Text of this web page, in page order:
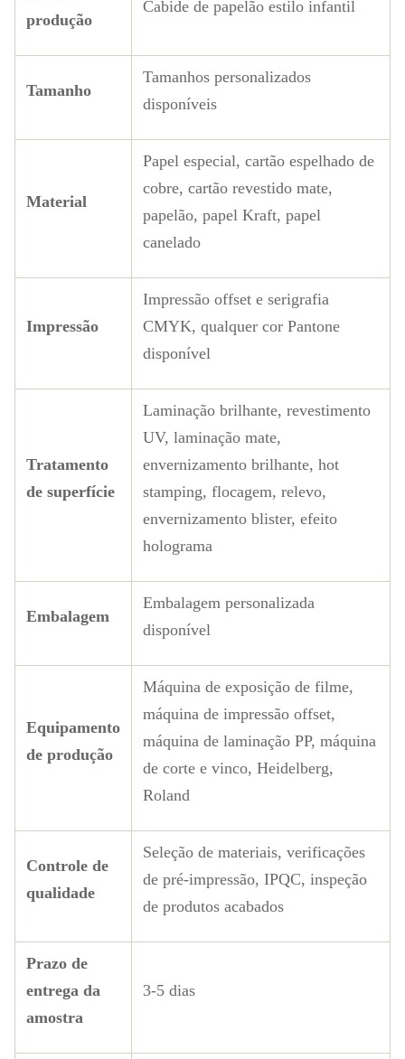
produção
Cabide de papelão estilo infantil
Tamanho
Tamanhos personalizados
disponíveis
Material
Papel especial, cartão espelhado de
cobre, cartão revestido mate,
papelão, papel Kraft, papel
canelado
Impressão
Impressão offset e serigrafia
CMYK, qualquer cor Pantone
disponível
Tratamento
de superfície
Laminação brilhante, revestimento
UV, laminação mate,
envernizamento brilhante, hot
stamping, flocagem, relevo,
envernizamento blister, efeito
holograma
Embalagem
Embalagem personalizada
disponível
Equipamento
de produção
Máquina de exposição de filme,
máquina de impressão offset,
máquina de laminação PP, máquina
de corte e vinco, Heidelberg,
Roland
Controle de
qualidade
Seleção de materiais, verificações
de pré-impressão, IPQC, inspeção
de produtos acabados
Prazo de
entrega da
amostra
3-5 dias